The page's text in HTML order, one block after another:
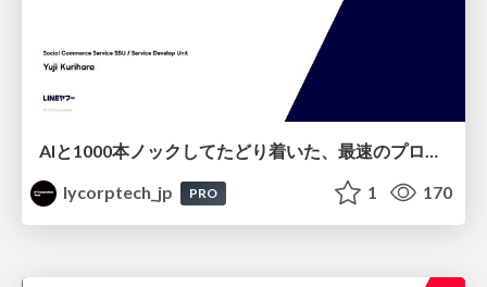
AIと1000本ノックしてたどり着いた、最速のプロダクト開発 ～toC向けAIエージェントUXを、動く選択肢とAIキャパシティで設計する～
lycorptech_jp
PRO 1 170